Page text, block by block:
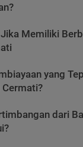
Memiliki
yang
Cermati?
dari